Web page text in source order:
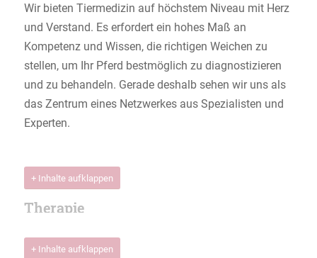
Wir bieten Tiermedizin auf höchstem Niveau mit Herz
und Verstand. Es erfordert ein hohes Maß an
Kompetenz und Wissen, die richtigen Weichen zu
stellen, um Ihr Pferd bestmöglich zu diagnostizieren
und zu behandeln. Gerade deshalb sehen wir uns als
das Zentrum eines Netzwerkes aus Spezialisten und
Experten.
+ Inhalte aufklappen
Therapie
+ Inhalte aufklappen